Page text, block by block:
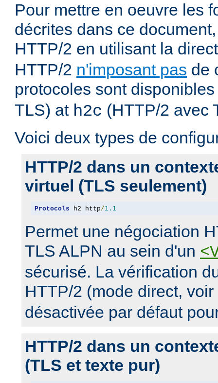
Pour mettre en oeuvre les
décrites dans ce
HTTP/2 en utilisant la
HTTP/2 n'imposant pas de
protocoles sont
TLS) at h2c (HTTP/2 avec
Voici deux types de
HTTP/2 dans un
virtuel (TLS seulement)
Protocols h2 http/1.1
Permet une négociation
TLS ALPN au sein d'un
sécurisé. La vérification
HTTP/2 (mode direct, voir
désactivée par défaut
HTTP/2 dans un
(TLS et texte pur)